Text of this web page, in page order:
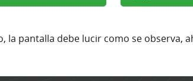
la pantalla debe lucir como se observa,